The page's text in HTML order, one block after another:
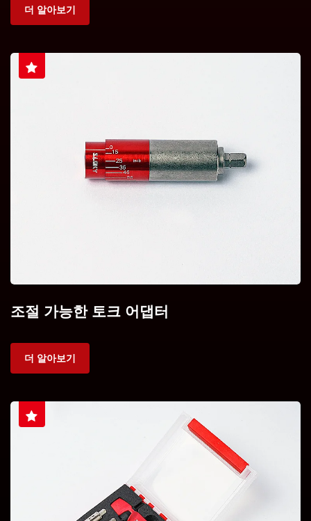
더 알아보기
조절 가능한 토크 어댑터
더 알아보기